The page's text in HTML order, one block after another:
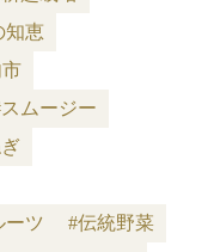
知恵
ムージー
ーツ
#伝統野菜